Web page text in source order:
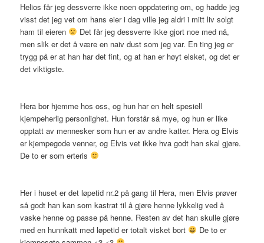
Helios får jeg dessverre ikke noen oppdatering om, og hadde jeg
visst det jeg vet om hans eier i dag ville jeg aldri i mitt liv solgt
ham til eieren
Det får jeg dessverre ikke gjort noe med nå,
men slik er det å være en naiv dust som jeg var. En ting jeg er
trygg på er at han har det fint, og at han er høyt elsket, og det er
det viktigste.
Hera bor hjemme hos oss, og hun har en helt spesiell
kjempeherlig personlighet. Hun forstår så mye, og hun er like
opptatt av mennesker som hun er av andre katter. Hera og Elvis
er kjempegode venner, og Elvis vet ikke hva godt han skal gjøre.
De to er som erteris
Her i huset er det løpetid nr.2 på gang til Hera, men Elvis prøver
så godt han kan som kastrat til å gjøre henne lykkelig ved å
vaske henne og passe på henne. Resten av det han skulle gjøre
med en hunnkatt med løpetid er totalt visket bort
De to er